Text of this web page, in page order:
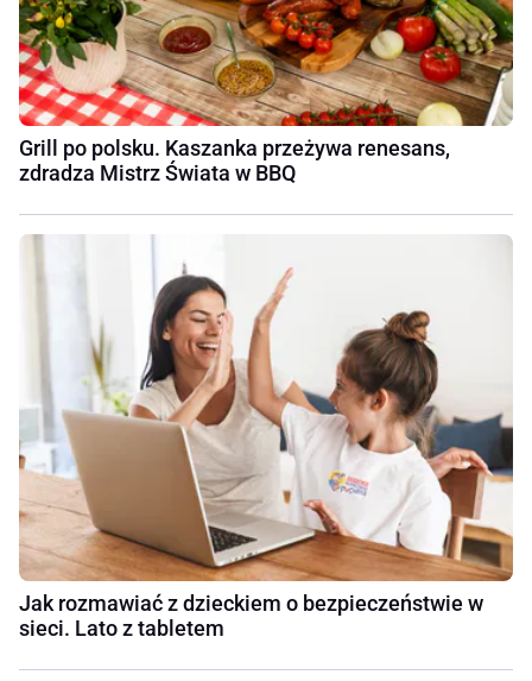
Grill po polsku. Kaszanka przeżywa renesans,
zdradza Mistrz Świata w BBQ
Jak rozmawiać z dzieckiem o bezpieczeństwie w
sieci. Lato z tabletem